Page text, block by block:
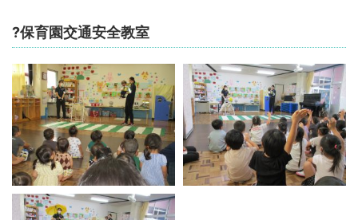
?保育園交通安全教室